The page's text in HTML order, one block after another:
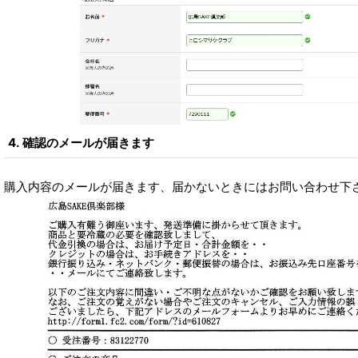
4. 確認のメールが届きます
購入内容のメールが届きます、届かないときにはお問い合わせ下